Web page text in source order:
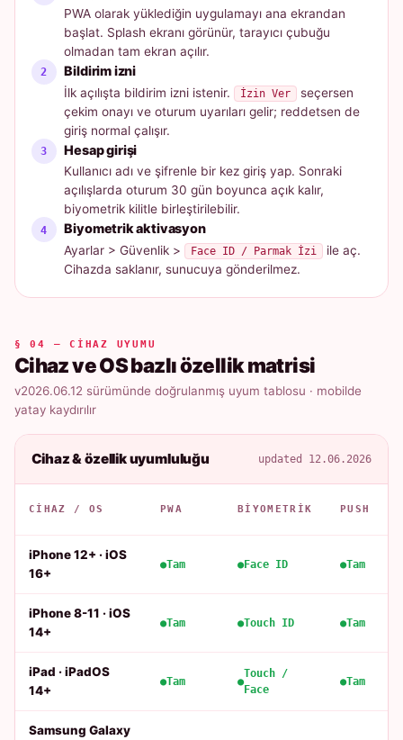
PWA olarak yüklediğin uygulamayı ana ekrandan
başlat. Splash ekranı görünür, tarayıcı çubuğu
olmadan tam ekran açılır.
Bildirim izni
İlk açılışta bildirim izni istenir. İzin Ver
seçersen
çekim onayı ve oturum uyarıları gelir; reddetsen de
giriş normal çalışır.
Hesap girişi
Kullanıcı adı ve şifrenle bir kez giriş yap. Sonraki
açılışlarda oturum 30 gün boyunca açık kalır,
biyometrik kilitle birleştirilebilir.
Biyometrik aktivasyon
Ayarlar > Güvenlik > Face ID / Parmak İzi
ile aç.
Cihazda saklanır, sunucuya gönderilmez.
§ 04 — CIHAZ UYUMU
Cihaz ve OS bazlı özellik matrisi
v2026.06.12 sürümünde doğrulanmış uyum tablosu · mobilde
yatay kaydırılır
Cihaz & özellik uyumluluğu updated 12.06.2026
CIHAZ / OS PWA BIYOMETRIK PUSH
iPhone 12+ · iOS
16+
Tam Face ID Tam
iPhone 8-11 · iOS
14+
Tam Touch ID Tam
iPad · iPadOS
14+
Tam
Touch /
Face
Tam
Samsung Galaxy